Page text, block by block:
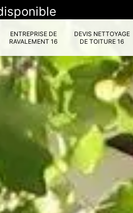
ENTREPRISE DE
RAVALEMENT 16
DEVIS NETTOYAGE
DE TOITURE 16